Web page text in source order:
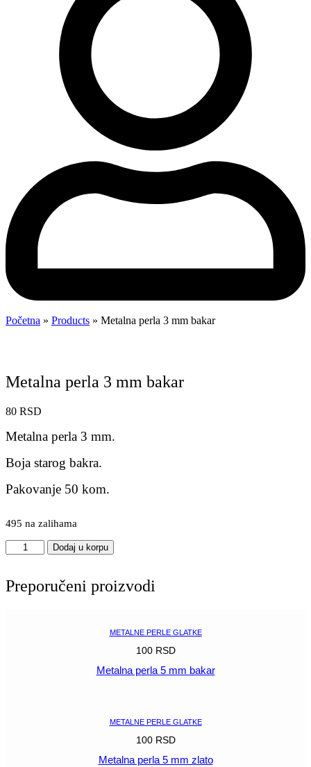
Početna » Products » Metalna perla 3 mm bakar
Metalna perla 3 mm bakar
80 RSD
Metalna perla 3 mm.
Boja starog bakra.
Pakovanje 50 kom.
495 na zalihama
Metalna
perla
mm
bakar
Dodaj u korpu
Preporučeni proizvodi
METALNE PERLE GLATKE
100 RSD
Metalna perla 5 mm bakar
METALNE PERLE GLATKE
100 RSD
Metalna perla 5 mm zlato